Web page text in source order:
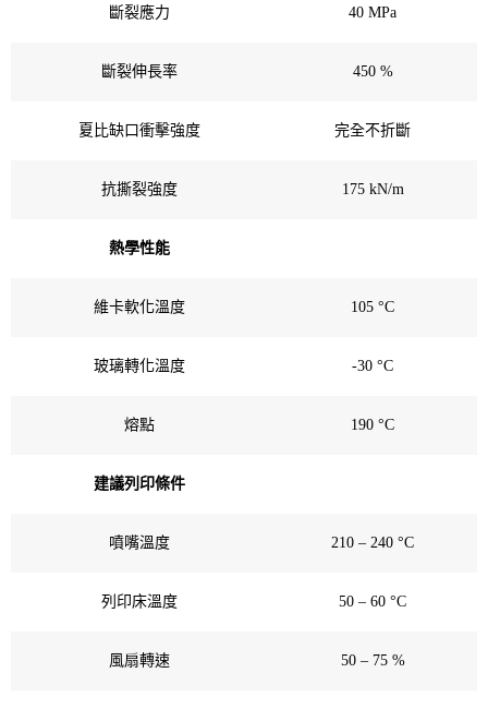
斷裂應力 40 MPa
斷裂伸長率 450 %
夏比缺口衝擊強度 完全不折斷
抗撕裂強度 175 kN/m
熱學性能
維卡軟化溫度 105 °C
玻璃轉化溫度 -30 °C
熔點 190 °C
建議列印條件
噴嘴溫度 210 – 240 °C
列印床溫度 50 – 60 °C
風扇轉速 50 – 75 %